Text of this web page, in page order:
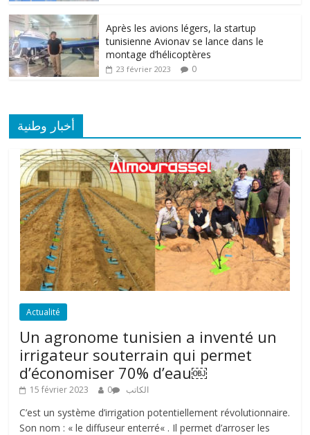
Après les avions légers, la startup
tunisienne Avionav se lance dans le
montage d’hélicoptères
23 février 2023 0
أخبار وطنية
Actualité
Un agronome tunisien a inventé un
irrigateur souterrain qui permet
d’économiser 70% d’eau￼
15 février 2023 الكاتب 0
C’est un système d’irrigation potentiellement révolutionnaire.
Son nom : « le diffuseur enterré« . Il permet d’arroser les